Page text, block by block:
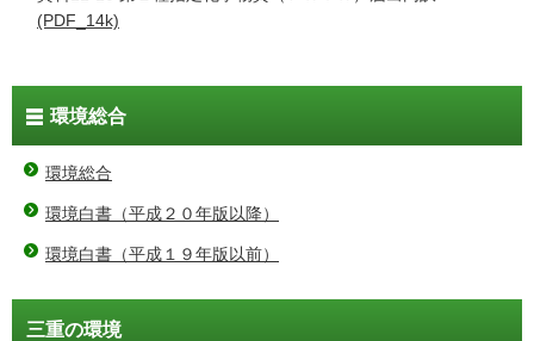
(PDF_14k)
環境総合
環境総合
環境白書（平成２０年版以降）
環境白書（平成１９年版以前）
三重の環境